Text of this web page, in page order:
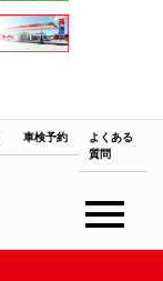
車検予約
よくある
質問